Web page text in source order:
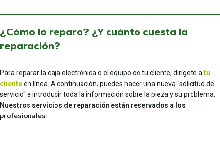
¿Cómo lo reparo? ¿Y cuánto cuesta la
reparación?
Para reparar la caja electrónica o el equipo de tu cliente, dirígete atu
clienteen línea. A continuación, puedes hacer una nueva "solicitud de
servicio" e introducir toda la información sobre la pieza y su problema.
Nuestros servicios de reparación están reservados a los
profesionales.